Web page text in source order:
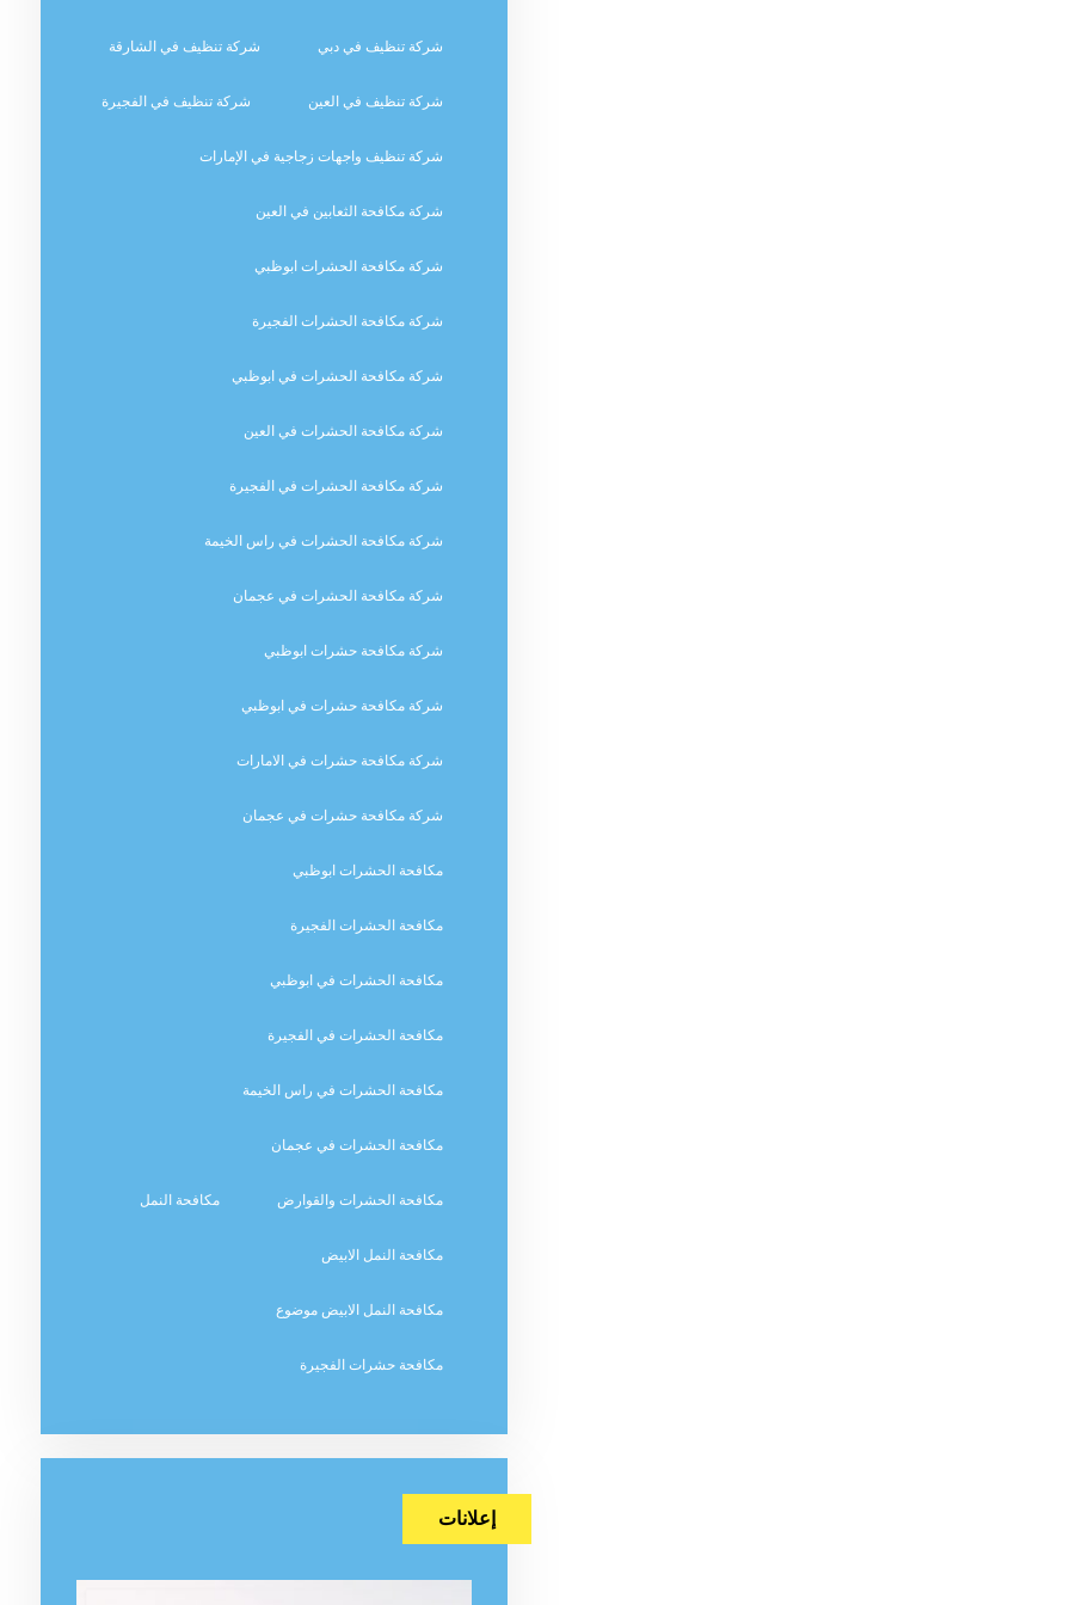
شركة تنظيف في دبي شركة تنظيف في الشارقة
شركة تنظيف في العين شركة تنظيف في الفجيرة
شركة تنظيف واجهات زجاجية في الإمارات
شركة مكافحة الثعابين في العين
شركة مكافحة الحشرات ابوظبي
شركة مكافحة الحشرات الفجيرة
شركة مكافحة الحشرات في ابوظبي
شركة مكافحة الحشرات في العين
شركة مكافحة الحشرات في الفجيرة
شركة مكافحة الحشرات في راس الخيمة
شركة مكافحة الحشرات في عجمان
شركة مكافحة حشرات ابوظبي
شركة مكافحة حشرات في ابوظبي
شركة مكافحة حشرات في الامارات
شركة مكافحة حشرات في عجمان
مكافحة الحشرات ابوظبي
مكافحة الحشرات الفجيرة
مكافحة الحشرات في ابوظبي
مكافحة الحشرات في الفجيرة
مكافحة الحشرات في راس الخيمة
مكافحة الحشرات في عجمان
مكافحة الحشرات والقوارض مكافحة النمل
مكافحة النمل الابيض
مكافحة النمل الابيض موضوع
مكافحة حشرات الفجيرة
إعلانات